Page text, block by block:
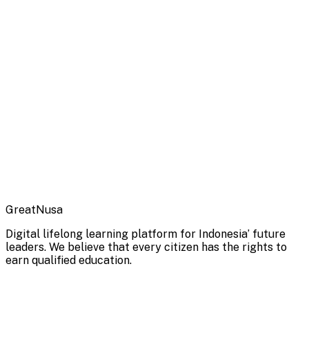
GreatNusa
Digital lifelong learning platform for Indonesia’ future
leaders. We believe that every citizen has the rights to
earn qualified education.